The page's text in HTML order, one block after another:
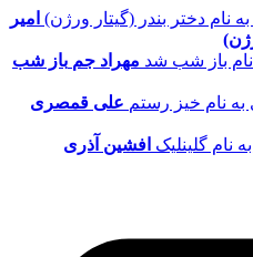
امیر
مهراد جم باز شب
علی قمصری
افشین آذری